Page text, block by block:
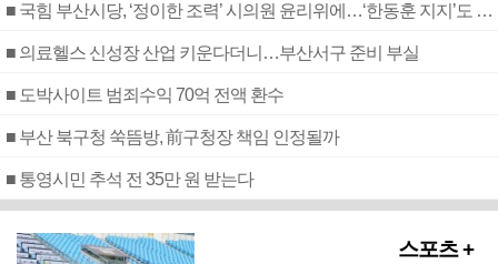
■ 국힘 부산시당, ‘정이한 조력’ 시의원 윤리위에…‘한동훈 지지’도 신고접수
■ 의료헬스 신성장 산업 키운다더니…부산서구 준비 부실
■ 도박사이트 범죄수익 70억 전액 환수
■ 부산 북구청 쑥뜸방, 前구청장 책임 인정될까
■ 통영시민 추석 전 35만 원 받는다
스포츠 +